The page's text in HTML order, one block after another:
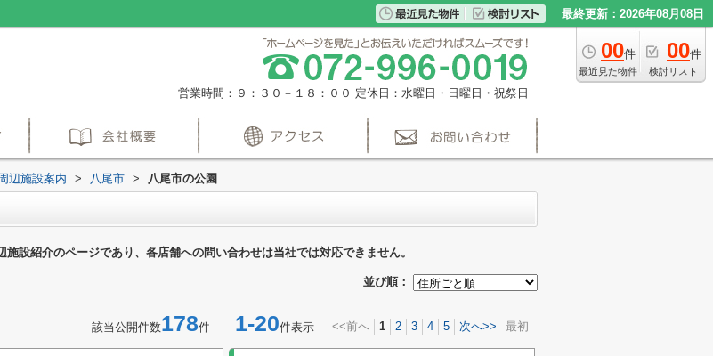
最終更新：2026年08月08日
00件
最近見た物件
00件
検討リスト
営業時間：９：３０－１８：００ 定休日：水曜日・日曜日・祝祭日
辺施設案内 > 八尾市 > 八尾市の公園
設紹介のページであり、各店舗への問い合わせは当社では対応できません。
並び順：
該当公開件数178件 1-20件表示 <<前へ 1 2 3 4 5 次へ>> 最初